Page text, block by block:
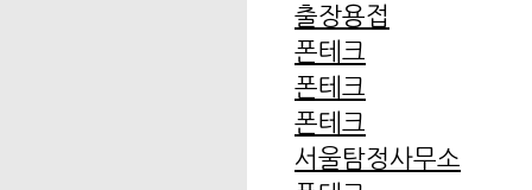
출장용접
폰테크
폰테크
폰테크
서울탐정사무소